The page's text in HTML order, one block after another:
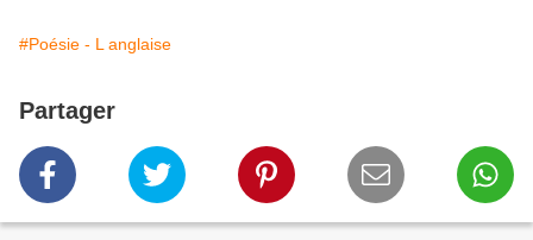
#Poésie - L anglaise
Partager